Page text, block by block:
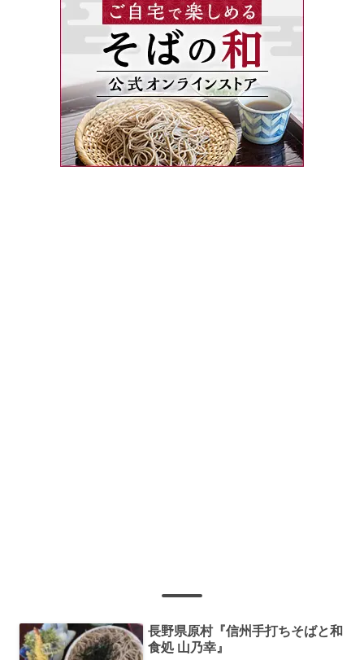
長野県原村『信州手打ちそばと和
食処 山乃幸』